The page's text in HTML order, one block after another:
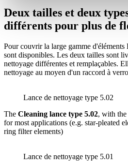
Deux tailles et deux
différents pour plus de
Pour couvrir la large gamme
sont disponibles. Les deux tailles sont
nettoyage différentes et remplaçables.
nettoyage au moyen d'un raccord à
Lance de nettoyage type 5.02
The Cleaning lance type 5.02, with
for most applications (e.g. star-pleated
ring filter elements)
Lance de nettoyage type 5.01